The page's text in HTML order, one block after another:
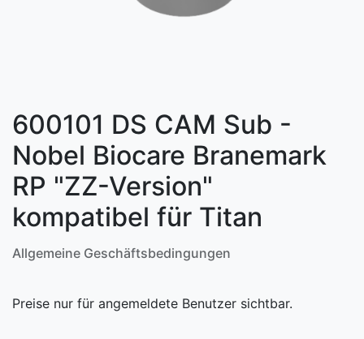
600101 DS CAM Sub -
Nobel Biocare Branemark
RP "ZZ-Version"
kompatibel für Titan
Allgemeine Geschäftsbedingungen
Preise nur für angemeldete Benutzer sichtbar.